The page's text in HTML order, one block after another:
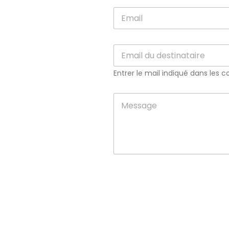
Entrer le mail indiqué dans les